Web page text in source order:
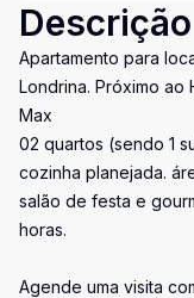
Descrição
Apartamento para
Londrina. Próximo
Max
02 quartos (sendo 1
cozinha planejada.
salão de festa e
horas.
Agende uma visita